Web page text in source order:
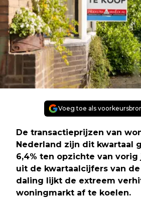
Voeg toe als
De transactieprijzen van
Nederland zijn dit kwartaal
6,4% ten opzichte van vorig
uit de kwartaalcijfers van de
daling lijkt de extreem
woningmarkt af te koelen.